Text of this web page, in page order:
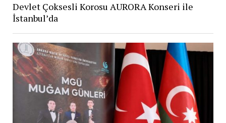
Devlet Çoksesli Korosu AURORA Konseri ile
İstanbul’da